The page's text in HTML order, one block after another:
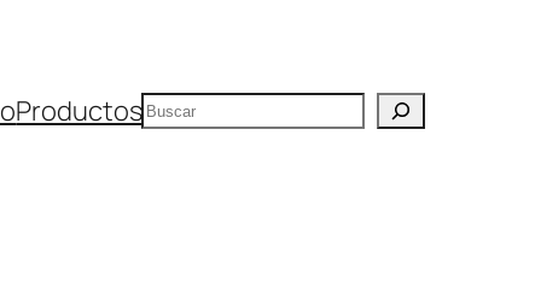
ProductosBuscar